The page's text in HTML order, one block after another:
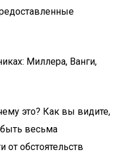
Миллера, Ванги,
это? Как вы видите,
весьма
обстоятельств